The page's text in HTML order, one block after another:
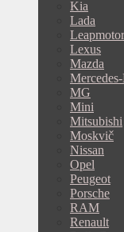
Kia
Lada
Leapmotor
Lexus
Mazda
MG
Mini
Mitsubishi
Moskvič
Nissan
Opel
Peugeot
Porsche
RAM
Renault